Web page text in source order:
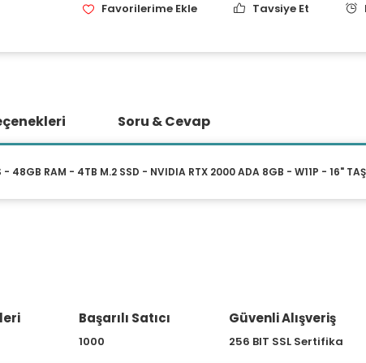
Tavsiye Et
Soru & Cevap
- 48GB RAM - 4TB M.2 SSD - NVIDIA RTX 2000 ADA 8GB - W11P - 16"
Başarılı Satıcı
1000
Güvenli Alışveriş
256 BIT SSL Sertifika